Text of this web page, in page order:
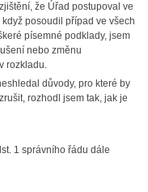
že Úřad postupoval ve
posoudil případ ve všech
písemné podklady, jsem
nebo změnu
rozkladu.
důvody, pro které by
rozhodl jsem tak, jak je
1 správního řádu dále